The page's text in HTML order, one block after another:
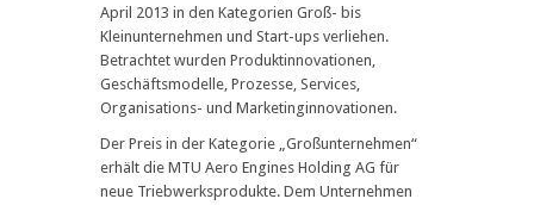
April 2013 in den Kategorien Groß- bis
Kleinunternehmen und Start-ups verliehen.
Betrachtet wurden Produktinnovationen,
Geschäftsmodelle, Prozesse, Services,
Organisations- und Marketinginnovationen.
Der Preis in der Kategorie „Großunternehmen“
erhält die MTU Aero Engines Holding AG für
neue Triebwerksprodukte. Dem Unternehmen